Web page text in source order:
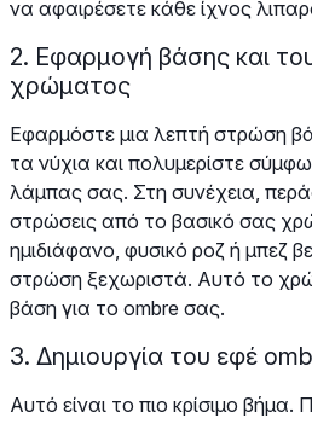
να αφαιρέσετε κάθε ίχνος
2. Εφαρμογή βάσης και
χρώματος
Εφαρμόστε μια λεπτή στρώση
τα νύχια και πολυμερίστε
λάμπας σας. Στη συνέχεια,
στρώσεις από το βασικό σας
ημιδιάφανο, φυσικό ροζ ή μπεζ
στρώση ξεχωριστά. Αυτό το
βάση για το ombre σας.
3. Δημιουργία του εφέ
Αυτό είναι το πιο κρίσιμο βήμα.